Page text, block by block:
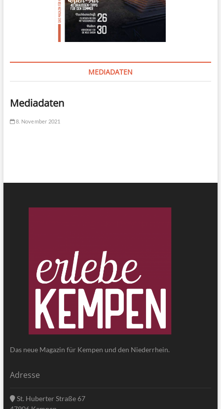
MEDIADATEN
Mediadaten
8. November 2021
Das neue Magazin für Kempen und den Niederrhein.
Adresse
St. Huberter Straße 67